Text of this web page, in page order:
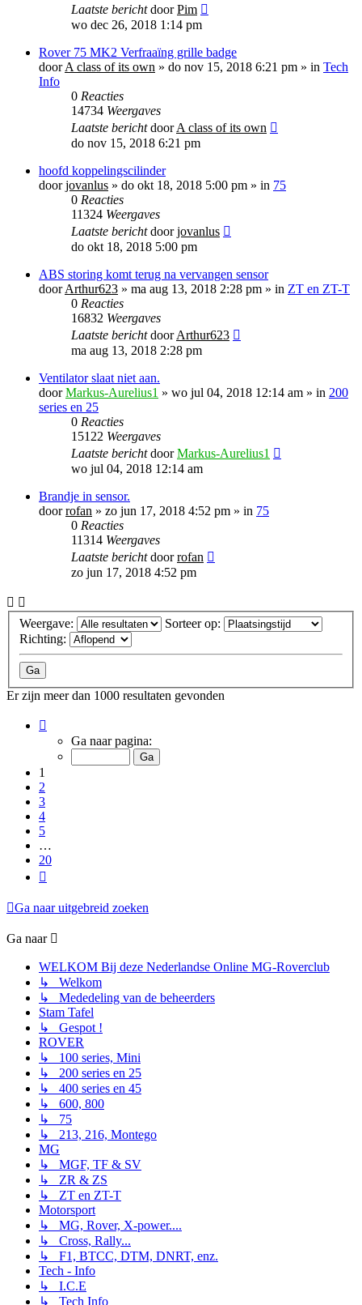
Laatste berichtdoorPim
wo dec 26, 2018 1:14 pm
Rover 75 MK2 Verfraaïng grille badge
doorA class of its own » do nov 15, 2018 6:21 pm » in Tech
Info
0 Reacties
14734 Weergaves
Laatste berichtdoorA class of its own
do nov 15, 2018 6:21 pm
hoofd koppelingscilinder
doorjovanlus » do okt 18, 2018 5:00 pm » in 75
0 Reacties
11324 Weergaves
Laatste berichtdoorjovanlus
do okt 18, 2018 5:00 pm
ABS storing komt terug na vervangen sensor
doorArthur623 » ma aug 13, 2018 2:28 pm » in ZT en ZT-T
0 Reacties
16832 Weergaves
Laatste berichtdoorArthur623
ma aug 13, 2018 2:28 pm
Ventilator slaat niet aan.
doorMarkus-Aurelius1 » wo jul 04, 2018 12:14 am » in 200
series en 25
0 Reacties
15122 Weergaves
Laatste berichtdoorMarkus-Aurelius1
wo jul 04, 2018 12:14 am
Brandje in sensor.
doorrofan » zo jun 17, 2018 4:52 pm » in 75
0 Reacties
11314 Weergaves
Laatste berichtdoorrofan
zo jun 17, 2018 4:52 pm
Weergave:
Sorteer op:
Richting:
Er zijn meer dan 1000 resultaten gevonden
van
Ga naar pagina:
1
2
3
4
5
…
20
Ga naar uitgebreid zoeken
Ga naar
WELKOM Bij deze Nederlandse Online MG-Roverclub
↳ Welkom
↳ Mededeling van de beheerders
Stam Tafel
↳ Gespot !
ROVER
↳ 100 series, Mini
↳ 200 series en 25
↳ 400 series en 45
↳ 600, 800
↳ 75
↳ 213, 216, Montego
MG
↳ MGF, TF & SV
↳ ZR & ZS
↳ ZT en ZT-T
Motorsport
↳ MG, Rover, X-power....
↳ Cross, Rally...
↳ F1, BTCC, DTM, DNRT, enz.
Tech - Info
↳ I.C.E
↳ Tech Info